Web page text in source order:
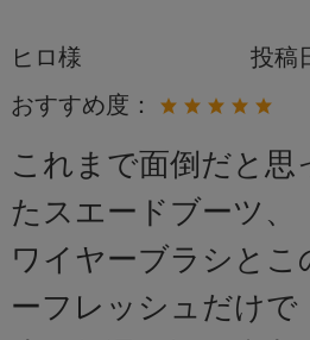
ヒロ様 投稿
おすすめ度：
これまで面倒だと思
たスエードブーツ、
ワイヤーブラシとこ
ーフレッシュだけで